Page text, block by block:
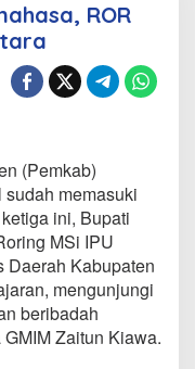
f
a
r
i
N
l
P
e
m
k
a
b
M
i
n
ROR
(Pemkab)
memasuki
ini, Bupati
MSi IPU
Daerah Kabupaten
mengunjungi
beribadah
Zaitun Kiawa.